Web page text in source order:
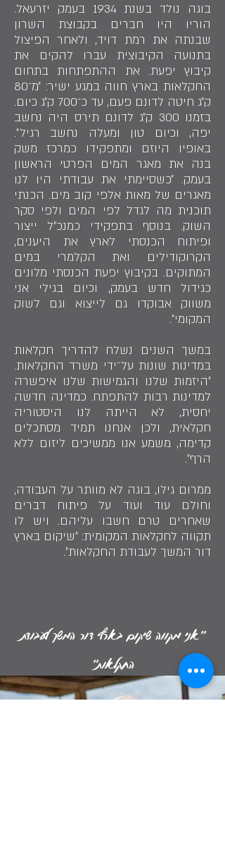
בוגה נולד בשנת 1934 בעמק יזרעאל.
הוריו היו חברים בקבוצת השרון
שבנתה את רמת דויד, ולאחר הפיצול
בתנועה הקיבוצית עברו להקים את
קיבוץ יפעת. את ההתפתחות בתחום
החקלאות בארץ חווה במגע ישיר: ״מ־80
ק״ג חיטה לדונם פעם, עד כ־700 ק״ג כיום.
בזמנו 300 ק״ג לדונם תירס היה נחשב
יפה, וכיום טון ומעלה נחשב רגיל״.
באופיו היוזם ומתפקידו כמרכז משק
בנה את מאגר המים הפרטי הראשון
בעמק. ״כשסיימתי את עבודתי היו לנו
מאגרים של מאות אלפי קוב מים. הכנתי
תוכנית מה לגדל לפי המים ולפי סקר
השוק. בנוסף בתפקידי כמנכ״ל ייצור
ופיתוח הכנסתי לארץ את היענים,
הקרוקודילים ואת הקלמרי במים
המתוקים. בקיבוץ יפעת הכנסתי מלונים
כגידול חדש בעמק, וכיום בגילי אני
משווק אבוקדו גם לייצוא וגם לשוק
המקומי״.
במשך השנים נשלח להדריך חקלאות
במדינות שונות על־ידי משרד החקלאות.
״היזמות שלנו והגמישות שלנו איפשרה
למדינות רבות להתפתח. כמדינה חדשה
יחסית, לא הייתה לנו היסטוריה
חקלאית, ולכן אנחנו תמיד מסתכלים
קדימה, משמע אנו ממשיכים ליזום ללא
הרף״.
ממרום גילו, בוגה לא מוותר על העבודה,
וחולם עוד ועוד על פיתוח דברים
שאחרים טרם חשבו עליהם. ויש לו
תקווה לחקלאות המקומית: ״שיקום בארץ
דור המשך לעבודת החקלאות״.
״אני מקווה שיקום בארץ דור המשך לעבודת
החקלאות״